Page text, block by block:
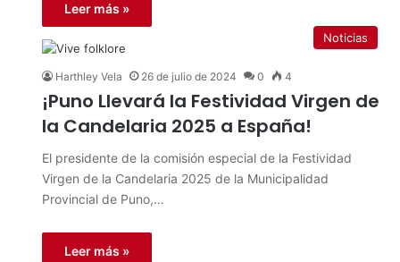
Leer más »
Noticias
Harthley Vela 26 de julio de 2024 0 4
¡Puno Llevará la Festividad Virgen de
la Candelaria 2025 a España!
El presidente de la comisión especial de la Festividad
Virgen de la Candelaria 2025 de la Municipalidad
Provincial de Puno,…
Leer más »